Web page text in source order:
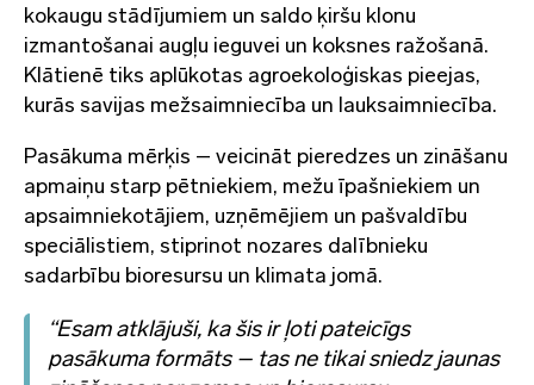
kokaugu stādījumiem un saldo ķiršu klonu
izmantošanai augļu ieguvei un koksnes ražošanā.
Klātienē tiks aplūkotas agroekoloģiskas pieejas,
kurās savijas mežsaimniecība un lauksaimniecība.
Pasākuma mērķis – veicināt pieredzes un zināšanu
apmaiņu starp pētniekiem, mežu īpašniekiem un
apsaimniekotājiem, uzņēmējiem un pašvaldību
speciālistiem, stiprinot nozares dalībnieku
sadarbību bioresursu un klimata jomā.
“Esam atklājuši, ka šis ir ļoti pateicīgs
pasākuma formāts – tas ne tikai sniedz jaunas